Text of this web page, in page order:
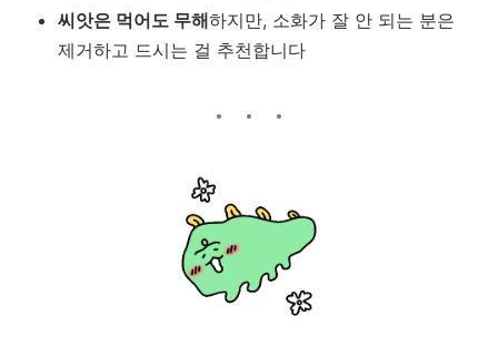
씨앗은 먹어도 무해하지만, 소화가 잘 안 되는 분은
제거하고 드시는 걸 추천합니다